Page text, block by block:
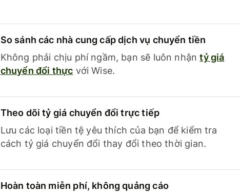
So sánh các nhà cung cấp dịch vụ chuyển tiền
Không phải chịu phí ngầm, bạn sẽ luôn nhậntỷ giá
chuyển đổi thực với Wise.
Theo dõi tỷ giá chuyển đổi trực tiếp
Lưu các loại tiền tệ yêu thích của bạn để kiểm tra
cách tỷ giá chuyển đổi thay đổi theo thời gian.
Hoàn toàn miễn phí, không quảng cáo